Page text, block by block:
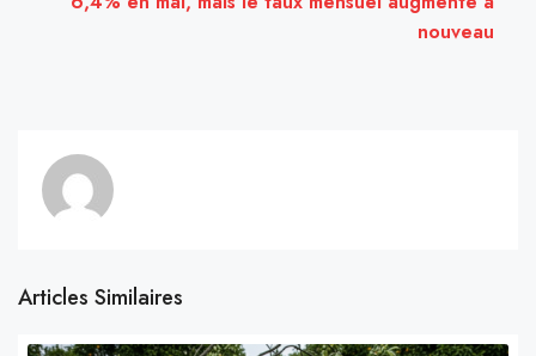
nouveau
Articles Similaires